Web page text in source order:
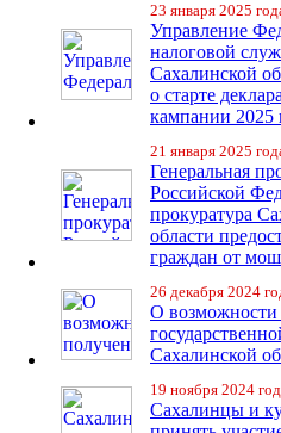
23 января 2025
Управление
налоговой
Сахалинской
о старте
кампании 2025
21 января 2025
Генеральная
Российской
прокуратура
области
граждан от
26 декабря 2024
О возможности
Сахалинской
19 ноября 2024
Сахалинцы и